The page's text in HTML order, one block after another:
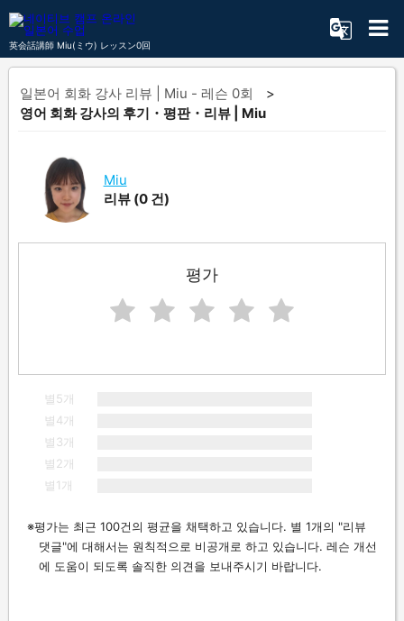
英会話講師 Miu(ミウ) レッスン0回
일본어 회화 강사 리뷰 | Miu - 레슨 0회
영어 회화 강사의 후기・평판・리뷰 | Miu
Miu
리뷰 (0 건)
평가
별5개
별4개
별3개
별2개
별1개
평가는 최근 100건의 평균을 채택하고 있습니다. 별 1개의 "리뷰
댓글"에 대해서는 원칙적으로 비공개로 하고 있습니다. 레슨 개선
에 도움이 되도록 솔직한 의견을 보내주시기 바랍니다.